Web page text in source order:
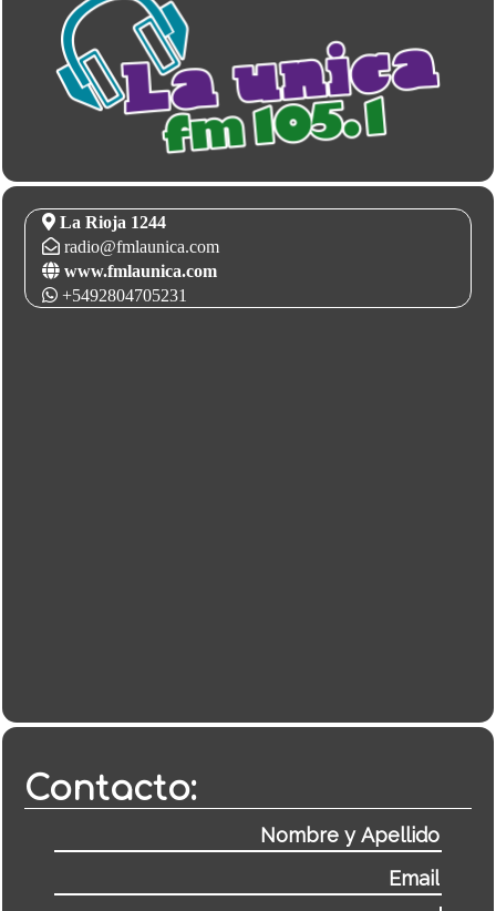
La Rioja 1244
radio@fmlaunica.com
www.fmlaunica.com
+5492804705231
Contacto: